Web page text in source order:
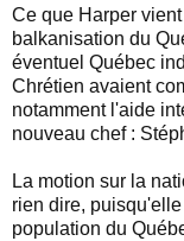
Ce que Harper
balkanisation du
éventuel Québec
Chrétien avaient
notamment l'aide
nouveau chef :
La motion sur la
rien dire,
population du